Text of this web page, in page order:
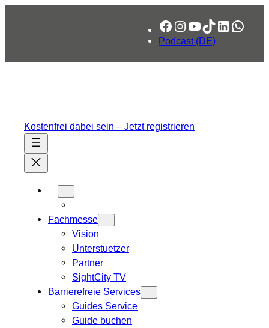
Facebook
Instagram
YouTube
TikTok
LinkedIn
Podcast (DE)
Kostenfrei dabei sein – Jetzt registrieren
Fachmesse
Vision
Unterstuetzer
Partner
SightCity TV
Barrierefreie Services
Guides Service
Guide buchen